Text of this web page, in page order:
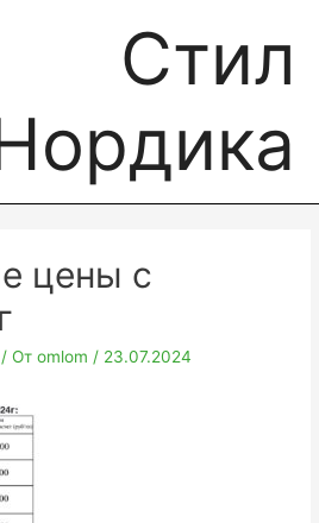
Стил
цены с
/ От omlom/ 23.07.2024